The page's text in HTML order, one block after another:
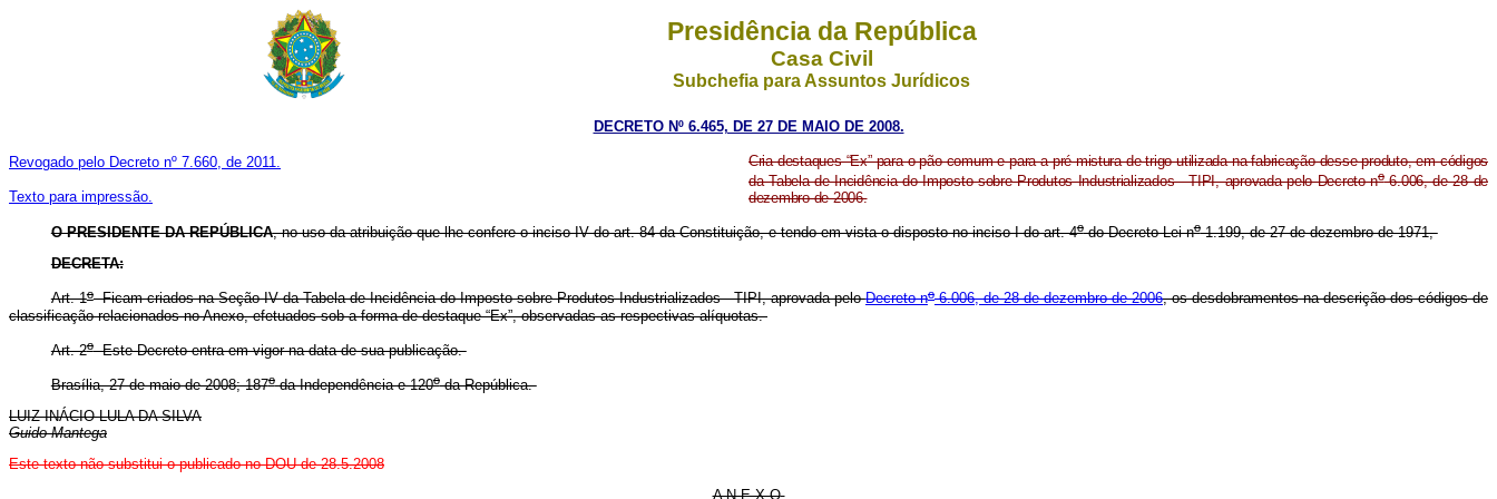
Presidência da República
Casa Civil
Subchefia para Assuntos Jurídicos
DECRETO Nº 6.465, DE 27 DE MAIO DE 2008.
Revogado pelo Decreto nº 7.660, de 2011.
Texto para impressão.
Cria destaques “Ex” para o pão comum e para a pré-mistura de trigo utilizada na fabricação desse produto, em códigos
da Tabela de Incidência do Imposto sobre Produtos Industrializados - TIPI, aprovada pelo Decreto no6.006, de 28 de
dezembro de 2006.
O PRESIDENTE DA REPÚBLICA, no uso da atribuição que lhe confere o inciso IV do art. 84 da Constituição, e tendo em vista o disposto no inciso I do art. 4odo Decreto-Lei no1.199, de 27 de dezembro de 1971,
DECRETA:
Art. 1oFicam criados na Seção IV da Tabela de Incidência do Imposto sobre Produtos Industrializados - TIPI, aprovada peloDecreto no6.006, de 28 de dezembro de 2006, os desdobramentos na descrição dos códigos de
classificação relacionados no Anexo, efetuados sob a forma de destaque “Ex”, observadas as respectivas alíquotas.
Art. 2oEste Decreto entra em vigor na data de sua publicação.
Brasília, 27 de maio de 2008; 187oda Independência e 120oda República.
LUIZ INÁCIO LULA DA SILVA
Guido Mantega
Estetexto não substitui o publicado no DOU de 28.5.2008
A N E X O